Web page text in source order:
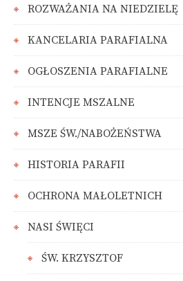
ROZWAŻANIA NA NIEDZIELĘ
KANCELARIA PARAFIALNA
OGŁOSZENIA PARAFIALNE
INTENCJE MSZALNE
MSZE ŚW./NABOŻEŃSTWA
HISTORIA PARAFII
OCHRONA MAŁOLETNICH
NASI ŚWIĘCI
ŚW. KRZYSZTOF